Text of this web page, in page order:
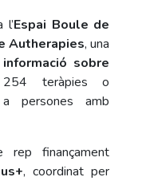
Espai Boule de
Autherapies, una
sobre
teràpies o
a persones amb
rep finançament
, coordinat per